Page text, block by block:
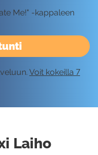
Me!" -kappaleen
Voit kokeilla 7
Laiho